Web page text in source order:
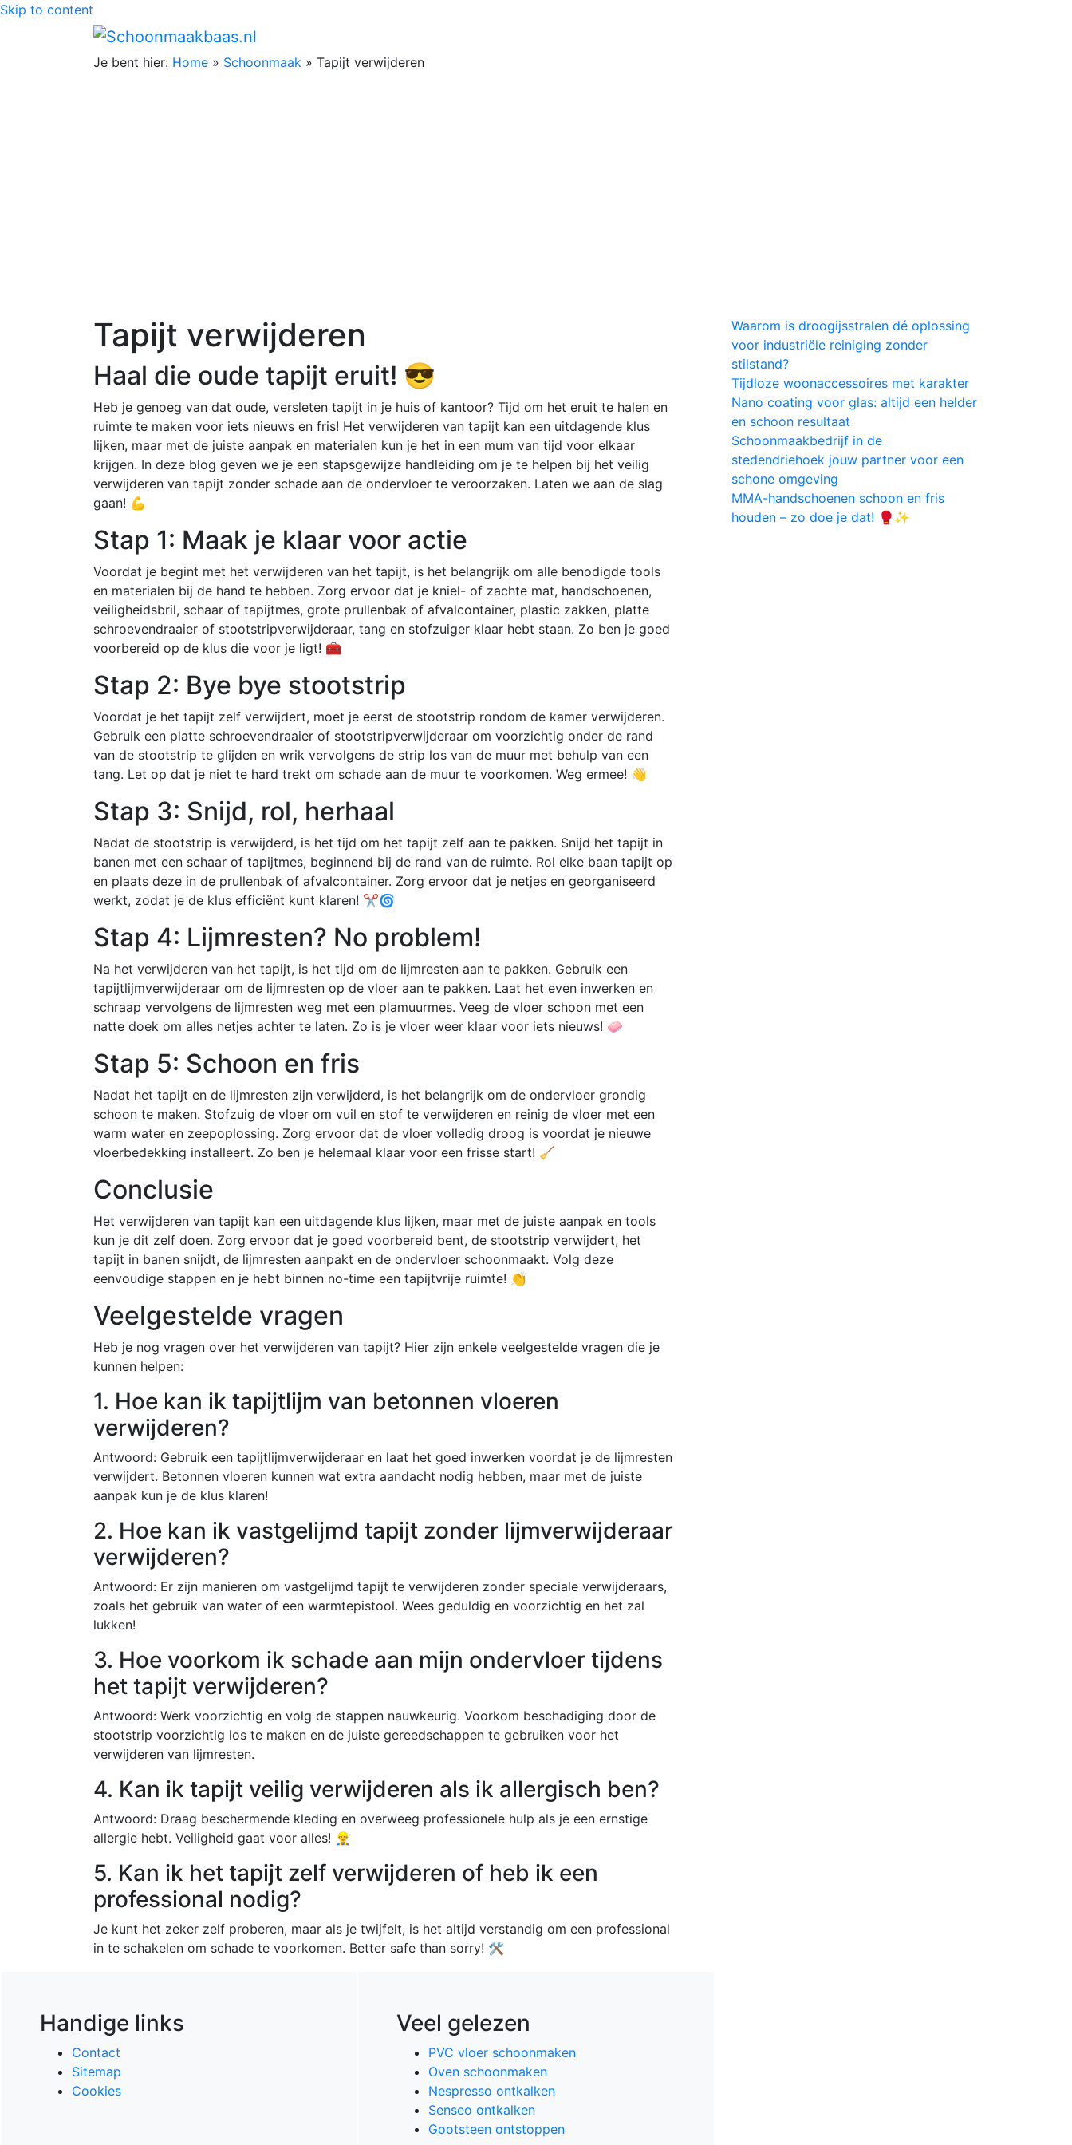
Skip to content
Je bent hier: Home » Schoonmaak » Tapijt verwijderen
Tapijt verwijderen
Haal die oude tapijt eruit! 😎
Heb je genoeg van dat oude, versleten tapijt in je huis of kantoor? Tijd om het eruit te halen en
ruimte te maken voor iets nieuws en fris! Het verwijderen van tapijt kan een uitdagende klus
lijken, maar met de juiste aanpak en materialen kun je het in een mum van tijd voor elkaar
krijgen. In deze blog geven we je een stapsgewijze handleiding om je te helpen bij het veilig
verwijderen van tapijt zonder schade aan de ondervloer te veroorzaken. Laten we aan de slag
gaan! 💪
Stap 1: Maak je klaar voor actie
Voordat je begint met het verwijderen van het tapijt, is het belangrijk om alle benodigde tools
en materialen bij de hand te hebben. Zorg ervoor dat je kniel- of zachte mat, handschoenen,
veiligheidsbril, schaar of tapijtmes, grote prullenbak of afvalcontainer, plastic zakken, platte
schroevendraaier of stootstripverwijderaar, tang en stofzuiger klaar hebt staan. Zo ben je goed
voorbereid op de klus die voor je ligt! 🧰
Stap 2: Bye bye stootstrip
Voordat je het tapijt zelf verwijdert, moet je eerst de stootstrip rondom de kamer verwijderen.
Gebruik een platte schroevendraaier of stootstripverwijderaar om voorzichtig onder de rand
van de stootstrip te glijden en wrik vervolgens de strip los van de muur met behulp van een
tang. Let op dat je niet te hard trekt om schade aan de muur te voorkomen. Weg ermee! 👋
Stap 3: Snijd, rol, herhaal
Nadat de stootstrip is verwijderd, is het tijd om het tapijt zelf aan te pakken. Snijd het tapijt in
banen met een schaar of tapijtmes, beginnend bij de rand van de ruimte. Rol elke baan tapijt op
en plaats deze in de prullenbak of afvalcontainer. Zorg ervoor dat je netjes en georganiseerd
werkt, zodat je de klus efficiënt kunt klaren! ✂️🌀
Stap 4: Lijmresten? No problem!
Na het verwijderen van het tapijt, is het tijd om de lijmresten aan te pakken. Gebruik een
tapijtlijmverwijderaar om de lijmresten op de vloer aan te pakken. Laat het even inwerken en
schraap vervolgens de lijmresten weg met een plamuurmes. Veeg de vloer schoon met een
natte doek om alles netjes achter te laten. Zo is je vloer weer klaar voor iets nieuws! 🧼
Stap 5: Schoon en fris
Nadat het tapijt en de lijmresten zijn verwijderd, is het belangrijk om de ondervloer grondig
schoon te maken. Stofzuig de vloer om vuil en stof te verwijderen en reinig de vloer met een
warm water en zeepoplossing. Zorg ervoor dat de vloer volledig droog is voordat je nieuwe
vloerbedekking installeert. Zo ben je helemaal klaar voor een frisse start! 🧹
Conclusie
Het verwijderen van tapijt kan een uitdagende klus lijken, maar met de juiste aanpak en tools
kun je dit zelf doen. Zorg ervoor dat je goed voorbereid bent, de stootstrip verwijdert, het
tapijt in banen snijdt, de lijmresten aanpakt en de ondervloer schoonmaakt. Volg deze
eenvoudige stappen en je hebt binnen no-time een tapijtvrije ruimte! 👏
Veelgestelde vragen
Heb je nog vragen over het verwijderen van tapijt? Hier zijn enkele veelgestelde vragen die je
kunnen helpen:
1. Hoe kan ik tapijtlijm van betonnen vloeren
verwijderen?
Antwoord: Gebruik een tapijtlijmverwijderaar en laat het goed inwerken voordat je de lijmresten
verwijdert. Betonnen vloeren kunnen wat extra aandacht nodig hebben, maar met de juiste
aanpak kun je de klus klaren!
2. Hoe kan ik vastgelijmd tapijt zonder lijmverwijderaar
verwijderen?
Antwoord: Er zijn manieren om vastgelijmd tapijt te verwijderen zonder speciale verwijderaars,
zoals het gebruik van water of een warmtepistool. Wees geduldig en voorzichtig en het zal
lukken!
3. Hoe voorkom ik schade aan mijn ondervloer tijdens
het tapijt verwijderen?
Antwoord: Werk voorzichtig en volg de stappen nauwkeurig. Voorkom beschadiging door de
stootstrip voorzichtig los te maken en de juiste gereedschappen te gebruiken voor het
verwijderen van lijmresten.
4. Kan ik tapijt veilig verwijderen als ik allergisch ben?
Antwoord: Draag beschermende kleding en overweeg professionele hulp als je een ernstige
allergie hebt. Veiligheid gaat voor alles! 👷‍♂️
5. Kan ik het tapijt zelf verwijderen of heb ik een
professional nodig?
Je kunt het zeker zelf proberen, maar als je twijfelt, is het altijd verstandig om een professional
in te schakelen om schade te voorkomen. Better safe than sorry! 🛠️
Waarom is droogijsstralen dé oplossing
voor industriële reiniging zonder
stilstand?
Tijdloze woonaccessoires met karakter
Nano coating voor glas: altijd een helder
en schoon resultaat
Schoonmaakbedrijf in de
stedendriehoek jouw partner voor een
schone omgeving
MMA-handschoenen schoon en fris
houden – zo doe je dat! 🥊✨
Handige links
Contact
Sitemap
Cookies
Veel gelezen
PVC vloer schoonmaken
Oven schoonmaken
Nespresso ontkalken
Senseo ontkalken
Gootsteen ontstoppen